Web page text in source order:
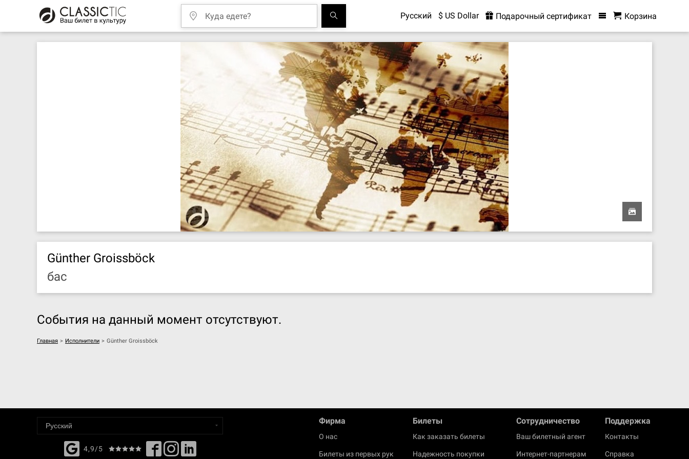
Русский $ US Dollar Подарочный сертификат Корзина
Günther Groissböck
бас
События на данный момент отсутствуют.
Главная > Исполнители > Günther Groissböck
4,9/5
Фирма
О нас
Билеты из первых рук
Билеты
Как заказать билеты
Надежность покупки
Cотрудничество
Ваш билетный агент
Интернет-партнерам
Поддержка
Контакты
Справка